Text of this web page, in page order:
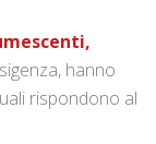
hanno
rispondono al